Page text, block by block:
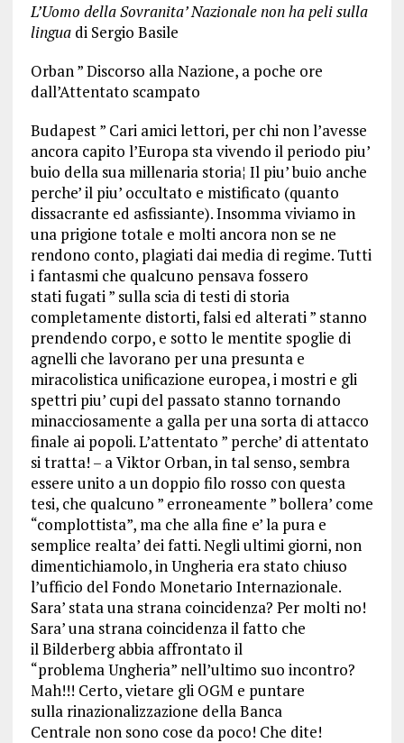
L’Uomo della Sovranita’ Nazionale non ha peli sulla
lingua di Sergio Basile
Orban ” Discorso alla Nazione, a poche ore
dall’Attentato scampato
Budapest ” Cari amici lettori, per chi non l’avesse
ancora capito l’Europa sta vivendo il periodo piu’
buio della sua millenaria storia¦ Il piu’ buio anche
perche’ il piu’ occultato e mistificato (quanto
dissacrante ed asfissiante). Insomma viviamo in
una prigione totale e molti ancora non se ne
rendono conto, plagiati dai media di regime. Tutti
i fantasmi che qualcuno pensava fossero
stati fugati ” sulla scia di testi di storia
completamente distorti, falsi ed alterati ” stanno
prendendo corpo, e sotto le mentite spoglie di
agnelli che lavorano per una presunta e
miracolistica unificazione europea, i mostri e gli
spettri piu’ cupi del passato stanno tornando
minacciosamente a galla per una sorta di attacco
finale ai popoli. L’attentato ” perche’ di attentato
si tratta! – a Viktor Orban, in tal senso, sembra
essere unito a un doppio filo rosso con questa
tesi, che qualcuno ” erroneamente ” bollera’ come
“complottista”, ma che alla fine e’ la pura e
semplice realta’ dei fatti. Negli ultimi giorni, non
dimentichiamolo, in Ungheria era stato chiuso
l’ufficio del Fondo Monetario Internazionale.
Sara’ stata una strana coincidenza? Per molti no!
Sara’ una strana coincidenza il fatto che
il Bilderberg abbia affrontato il
“problema Ungheria” nell’ultimo suo incontro?
Mah!!! Certo, vietare gli OGM e puntare
sulla rinazionalizzazione della Banca
Centrale non sono cose da poco! Che dite!